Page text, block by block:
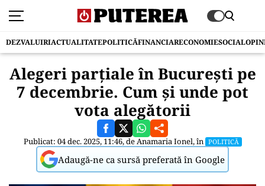
DEZVALUIRIACTUALITATEPOLITICĂFINANCIARECONOMIESOCIAL
Alegeri parțiale în București pe
7 decembrie. Cum și unde pot
vota alegătorii
Publicat: 04 dec. 2025, 11:46, deAnamaria Ionel, în POLITICĂ
Adaugă-ne ca sursă preferată în Google